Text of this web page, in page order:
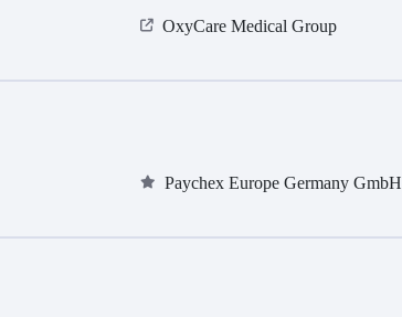
OxyCare Medical Group
Paychex Europe Germany GmbH